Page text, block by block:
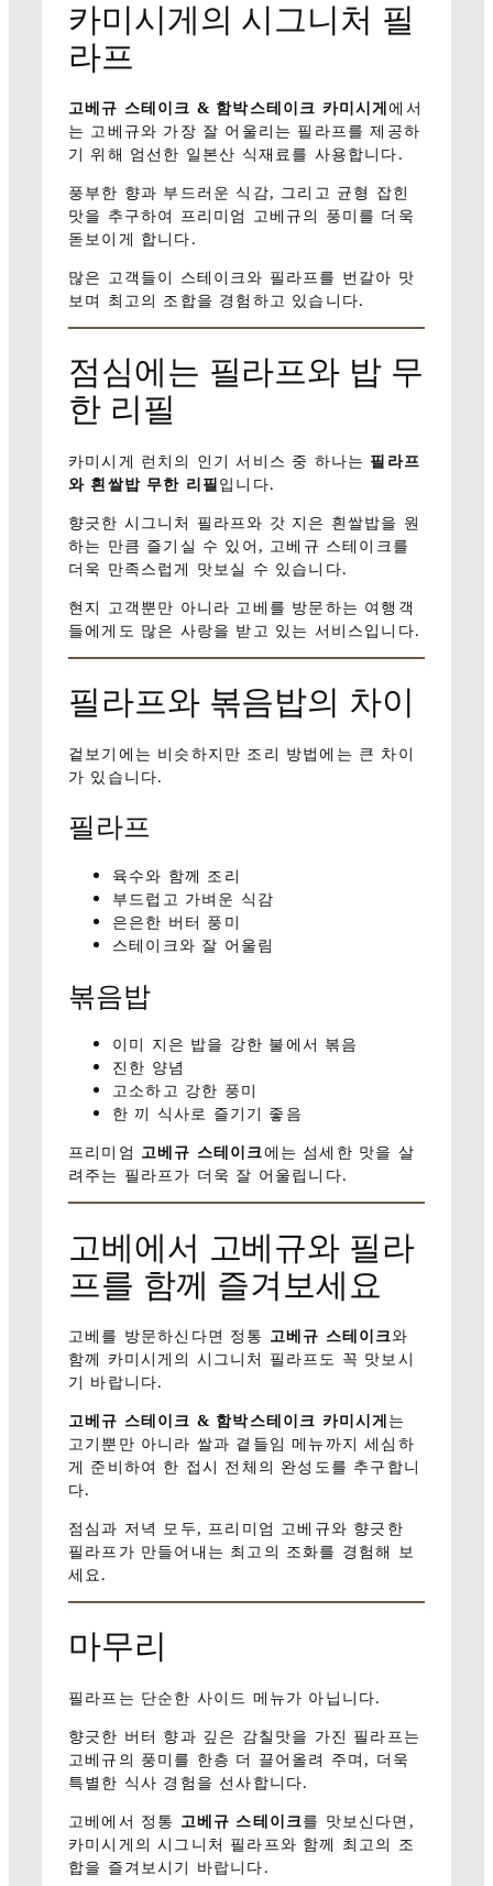
카미시게의 시그니처 필
라프
고베규 스테이크 & 함박스테이크 카미시게에서
는 고베규와 가장 잘 어울리는 필라프를 제공하
기 위해 엄선한 일본산 식재료를 사용합니다.
풍부한 향과 부드러운 식감, 그리고 균형 잡힌
맛을 추구하여 프리미엄 고베규의 풍미를 더욱
돋보이게 합니다.
많은 고객들이 스테이크와 필라프를 번갈아 맛
보며 최고의 조합을 경험하고 있습니다.
점심에는 필라프와 밥 무
한 리필
카미시게 런치의 인기 서비스 중 하나는 필라프
와 흰쌀밥 무한 리필입니다.
향긋한 시그니처 필라프와 갓 지은 흰쌀밥을 원
하는 만큼 즐기실 수 있어, 고베규 스테이크를
더욱 만족스럽게 맛보실 수 있습니다.
현지 고객뿐만 아니라 고베를 방문하는 여행객
들에게도 많은 사랑을 받고 있는 서비스입니다.
필라프와 볶음밥의 차이
겉보기에는 비슷하지만 조리 방법에는 큰 차이
가 있습니다.
필라프
육수와 함께 조리
부드럽고 가벼운 식감
은은한 버터 풍미
스테이크와 잘 어울림
볶음밥
이미 지은 밥을 강한 불에서 볶음
진한 양념
고소하고 강한 풍미
한 끼 식사로 즐기기 좋음
프리미엄 고베규 스테이크에는 섬세한 맛을 살
려주는 필라프가 더욱 잘 어울립니다.
고베에서 고베규와 필라
프를 함께 즐겨보세요
고베를 방문하신다면 정통 고베규 스테이크와
함께 카미시게의 시그니처 필라프도 꼭 맛보시
기 바랍니다.
고베규 스테이크 & 함박스테이크 카미시게는
고기뿐만 아니라 쌀과 곁들임 메뉴까지 세심하
게 준비하여 한 접시 전체의 완성도를 추구합니
다.
점심과 저녁 모두, 프리미엄 고베규와 향긋한
필라프가 만들어내는 최고의 조화를 경험해 보
세요.
마무리
필라프는 단순한 사이드 메뉴가 아닙니다.
향긋한 버터 향과 깊은 감칠맛을 가진 필라프는
고베규의 풍미를 한층 더 끌어올려 주며, 더욱
특별한 식사 경험을 선사합니다.
고베에서 정통 고베규 스테이크를 맛보신다면,
카미시게의 시그니처 필라프와 함께 최고의 조
합을 즐겨보시기 바랍니다.